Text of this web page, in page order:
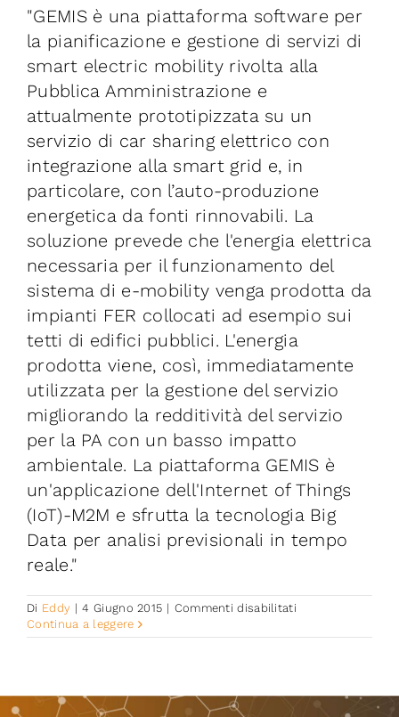
Ambiti
Iniziative
Contatti
Piattaforma First
Piattaforma SmartCommunities
"GEMIS è una piattaforma software per
la pianificazione e gestione di servizi di
smart electric mobility rivolta alla
Pubblica Amministrazione e
attualmente prototipizzata su un
servizio di car sharing elettrico con
integrazione alla smart grid e, in
particolare, con l’auto-produzione
energetica da fonti rinnovabili. La
soluzione prevede che l'energia elettrica
necessaria per il funzionamento del
sistema di e-mobility venga prodotta da
impianti FER collocati ad esempio sui
tetti di edifici pubblici. L'energia
prodotta viene, così, immediatamente
utilizzata per la gestione del servizio
migliorando la redditività del servizio
per la PA con un basso impatto
ambientale. La piattaforma GEMIS è
un'applicazione dell'Internet of Things
(IoT)-M2M e sfrutta la tecnologia Big
Data per analisi previsionali in tempo
reale."
Di Eddy | 4 Giugno 2015 | Commenti disabilitatisu
Continua a leggere